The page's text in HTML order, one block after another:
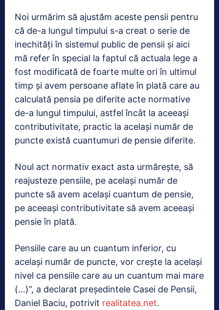
Noi urmărim să ajustăm aceste pensii pentru
că de-a lungul timpului s-a creat o serie de
inechități în sistemul public de pensii și aici
mă refer în special la faptul că actuala lege a
fost modificată de foarte multe ori în ultimul
timp și avem persoane aflate în plată care au
calculată pensia pe diferite acte normative
de-a lungul timpului, astfel încât la aceeași
contributivitate, practic la același număr de
puncte există cuantumuri de pensie diferite.
Noul act normativ exact asta urmărește, să
reajusteze pensiile, pe același număr de
puncte să avem același cuantum de pensie,
pe aceeași contributivitate să avem aceeași
pensie în plată.
Pensiile care au un cuantum inferior, cu
același număr de puncte, vor crește la același
nivel ca pensiile care au un cuantum mai mare
(…)”, a declarat președintele Casei de Pensii,
Daniel Baciu, potrivit realitatea.net.